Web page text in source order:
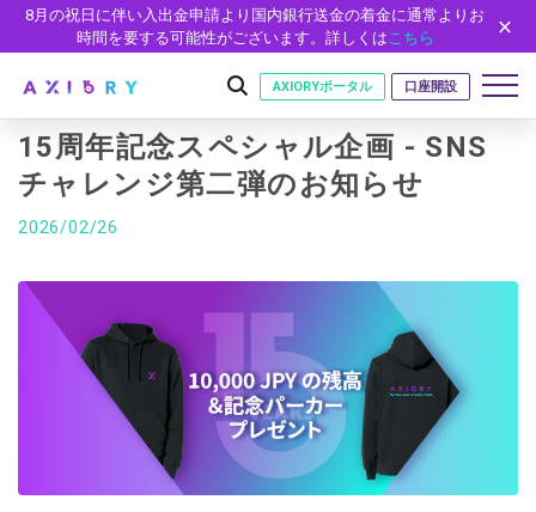
8月の祝日に伴い入出金申請より国内銀行送金の着金に通常よりお
時間を要する可能性がございます。詳しくはこちら
はじめに
ライセンス
安全性
取引商品
FX（通貨ペア）
株価指数CFD
取引条件
スプレッド・手数料
ゼロカットとロスカット
スワップとロールオーバー
レバレッジ
NEW
口座
口座の種類
口座開設
口座開設フォーム
プラットフォーム
プラットフォーム
MT4
MT4/MT5 ヒストリカルデータ
EA(エキスパートアドバイザー)
パートナーシップ・プログラム
イントロデュース・パートナープログラム（IP）
AXIORYポータル 口座開設
15周年記念スペシャル企画 - SNS
チャレンジ第二弾のお知らせ
2026/02/26